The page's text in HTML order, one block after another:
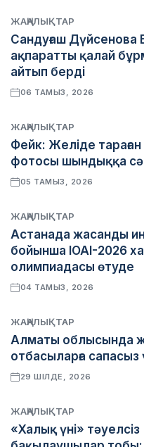
ЖАҢАЛЫҚТАР
Сандуғаш
ақпаратты қалай
айтып берді
06 ТАМЫЗ, 2026
ЖАҢАЛЫҚТАР
Фейк: Желіде
фотосы шындыққа
05 ТАМЫЗ, 2026
ЖАҢАЛЫҚТАР
Астанада жасанды
бойынша IOAI-2026
олимпиадасы өтуде
04 ТАМЫЗ, 2026
ЖАҢАЛЫҚТАР
Алматы облысында
отбасыларға сапасыз
29 ШІЛДЕ, 2026
ЖАҢАЛЫҚТАР
«Халық үні» тәуелсіз